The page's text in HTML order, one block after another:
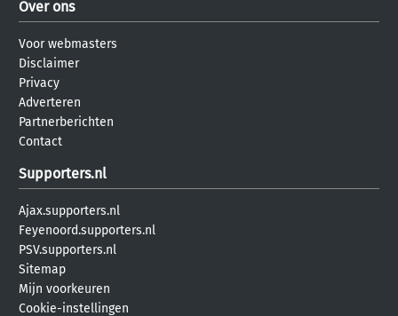
Over ons
Voor webmasters
Disclaimer
Privacy
Adverteren
Partnerberichten
Contact
Supporters.nl
Ajax.supporters.nl
Feyenoord.supporters.nl
PSV.supporters.nl
Sitemap
Mijn voorkeuren
Cookie-instellingen